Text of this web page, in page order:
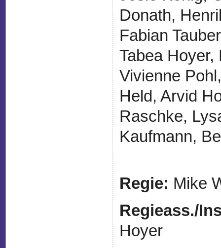
Donath,
Fabian
Tabea Hoyer,
Vivienne
Held, Arvid
Raschke,
Kaufmann,
Regie: Mike
Regieass./
Hoyer